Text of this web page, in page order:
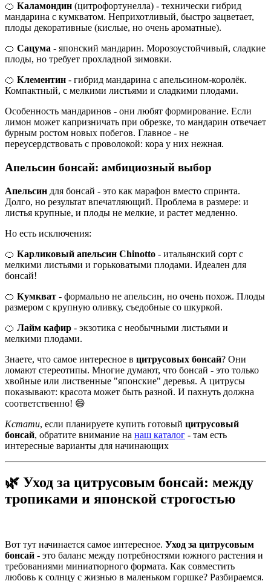
🍊 Каламондин (цитрофортунелла) - технически гибрид
мандарина с кумкватом. Неприхотливый, быстро зацветает,
плоды декоративные (кислые, но очень ароматные).
🍊 Сацума - японский мандарин. Морозоустойчивый, сладкие
плоды, но требует прохладной зимовки.
🍊 Клементин - гибрид мандарина с апельсином-королёк.
Компактный, с мелкими листьями и сладкими плодами.
Особенность мандаринов - они любят формирование. Если
лимон может капризничать при обрезке, то мандарин отвечает
бурным ростом новых побегов. Главное - не
переусердствовать с проволокой: кора у них нежная.
Апельсин бонсай: амбициозный выбор
Апельсин для бонсай - это как марафон вместо спринта.
Долго, но результат впечатляющий. Проблема в размере: и
листья крупные, и плоды не мелкие, и растет медленно.
Но есть исключения:
🍊 Карликовый апельсин Chinotto - итальянский сорт с
мелкими листьями и горьковатыми плодами. Идеален для
бонсай!
🍊 Кумкват - формально не апельсин, но очень похож. Плоды
размером с крупную оливку, съедобные со шкуркой.
🍊 Лайм кафир - экзотика с необычными листьями и
мелкими плодами.
Знаете, что самое интересное в цитрусовых бонсай? Они
ломают стереотипы. Многие думают, что бонсай - это только
хвойные или лиственные "японские" деревья. А цитрусы
показывают: красота может быть разной. И пахнуть должна
соответственно! 😄
Кстати, если планируете купить готовый цитрусовый
бонсай, обратите внимание на наш каталог - там есть
интересные варианты для начинающих
🌿 Уход за цитрусовым бонсай: между
тропиками и японской строгостью
Вот тут начинается самое интересное. Уход за цитрусовым
бонсай - это баланс между потребностями южного растения и
требованиями миниатюрного формата. Как совместить
любовь к солнцу с жизнью в маленьком горшке? Разбираемся.